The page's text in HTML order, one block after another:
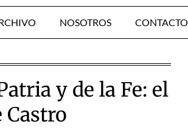
NOSOTROS CONTACTO
y de la Fe: el
Castro